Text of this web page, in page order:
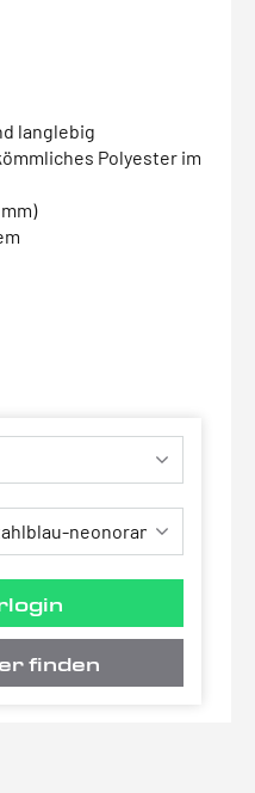
langlebig
Polyester im
finden